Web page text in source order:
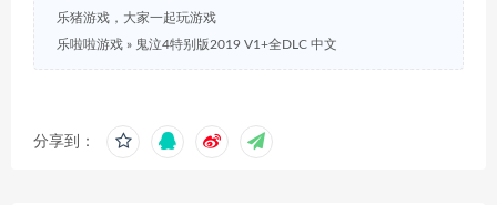
乐猪游戏，大家一起玩游戏
乐啦啦游戏 » 鬼泣4特别版2019 V1+全DLC 中文
分享到：